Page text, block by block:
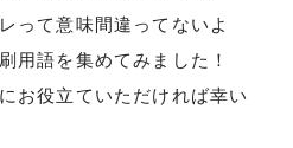
って意味間違ってないよ
語を集めてみました！
お役立ていただければ幸い